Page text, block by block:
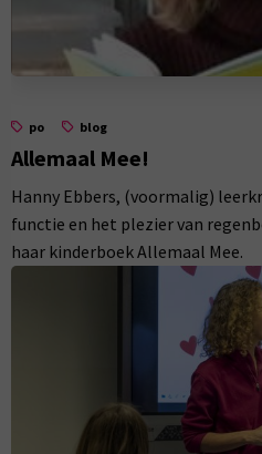
po blog
Allemaal Mee!
Hanny Ebbers, (voormalig)
functie en het plezier van
haar kinderboek Allemaal Mee.